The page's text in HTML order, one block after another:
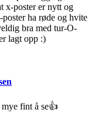
x-poster er nytt og
ha røde og hvite
bra med tur-O-
lagt opp :)
fint å se👍